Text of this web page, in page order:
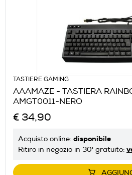
TASTIERE GAMING
AAAMAZE - TASTIERA
AMGT0011-NERO
€ 34,90
Acquisto online: disponibile
Ritiro in negozio in 30' gratuito: